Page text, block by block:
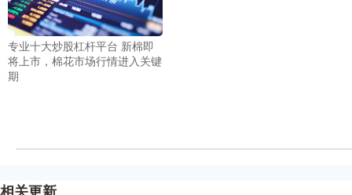
专业十大炒股杠杆平台 新棉即
将上市，棉花市场行情进入关键
期